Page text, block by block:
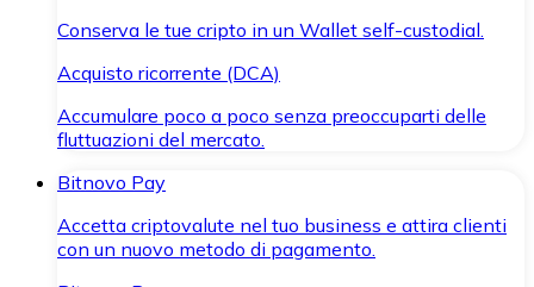
Conserva le tue cripto in un Wallet self-custodial.
Acquisto ricorrente (DCA)
Accumulare poco a poco senza preoccuparti delle
fluttuazioni del mercato.
Bitnovo Pay
Accetta criptovalute nel tuo business e attira clienti
con un nuovo metodo di pagamento.